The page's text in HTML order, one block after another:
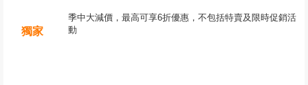
獨家
季中大減價，最高可享6折優惠，不包括特賣及限時促銷活
動